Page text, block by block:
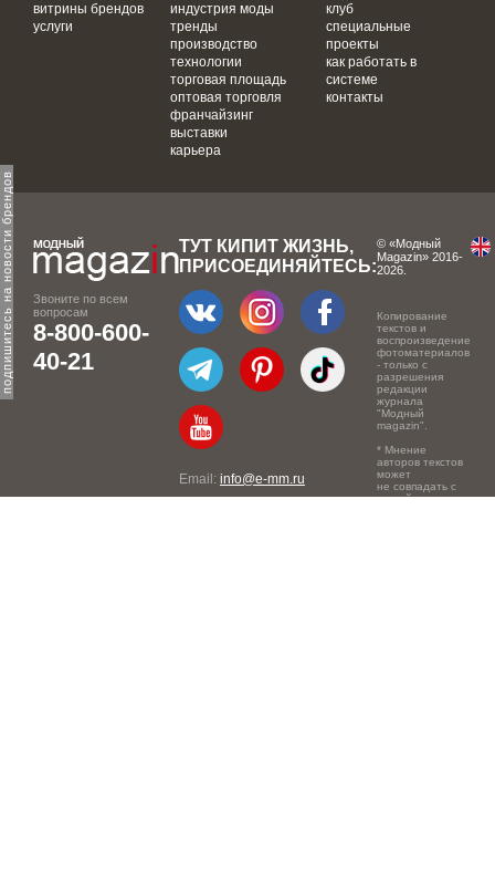
подпишитесь на новости брендов
витрины брендов
услуги
индустрия моды
тренды
производство
технологии
торговая площадь
оптовая торговля
франчайзинг
выставки
карьера
клуб
специальные
проекты
как работать в
системе
контакты
Звоните по всем
вопросам
8-800-600-
40-21
ТУТ КИПИТ ЖИЗНЬ,
ПРИСОЕДИНЯЙТЕСЬ:
Email: info@e-mm.ru
© «Модный
Magazin» 2016-
2026.
Копирование
текстов и
воспроизведение
фотоматериалов
- только с
разрешения
редакции
журнала
"Модный
magazin".
* Мнение
авторов текстов
может
не совпадать с
точкой зрения